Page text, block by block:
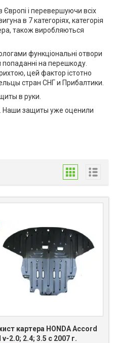
і перевершуючи всіх
в 7 категоріях, категорія
також виробляються
функціональні отвори
попаданні на перешкоду.
цей фактор істотно
стран СНГ и Прибалтики.
в руки.
Наши защиты уже оценили
картера HONDA Accord
v-2.0; 2.4; 3.5 c 2007 г.